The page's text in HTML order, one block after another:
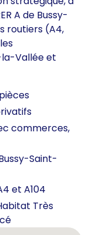
A de Bussy-
routiers (A4,
Vallée et
commerces,
Saint-
et A104
Très